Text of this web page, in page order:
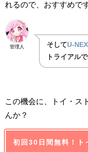
れるので、おすすめで
管理人 そしてU-
トライアル
この機会に、トイ・ス
んか？
初回30日間無料！ト